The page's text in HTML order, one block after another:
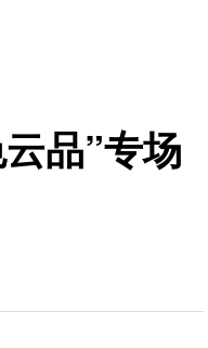
品”专场